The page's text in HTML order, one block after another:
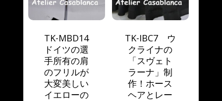
TK-MBD14
ドイツの選
手所有の肩
のフリルが
大変美しい
イエローの
TK-IBC7 ウ
クライナの
「スヴェト
ラーナ」制
作！ホース
ヘアとレー